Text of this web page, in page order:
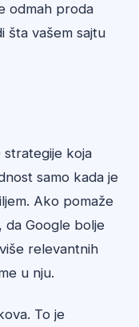
odmah proda
šta vašem sajtu
strategije koja
samo kada je
Ako pomaže
da Google bolje
relevantnih
u nju.
To je